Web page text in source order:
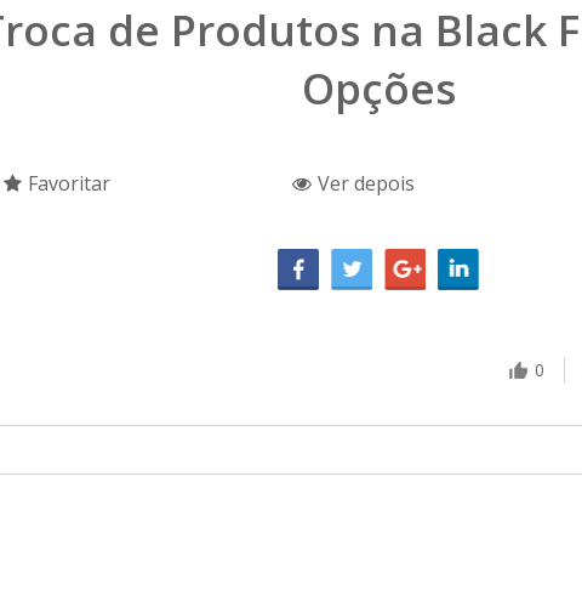
de Produtos na Black
Opções
Favoritar Ver depois
0